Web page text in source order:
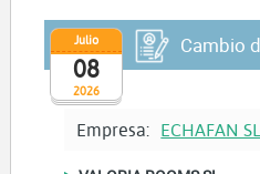
2026
Julio
08
Cambio
Empresa: ECHAFAN SL